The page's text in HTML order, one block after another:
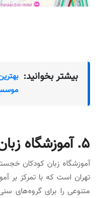
بیشتر بخوانید:
5. آموزشگاه زبان کودکان خجستگان
آموزشگاه زبان کودکان
تهران است که با تمرکز بر
متنوعی را برای گروه‌های